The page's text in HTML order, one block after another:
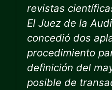
revistas
El Juez de la
concedió dos
procedimiento
definición del
posible de